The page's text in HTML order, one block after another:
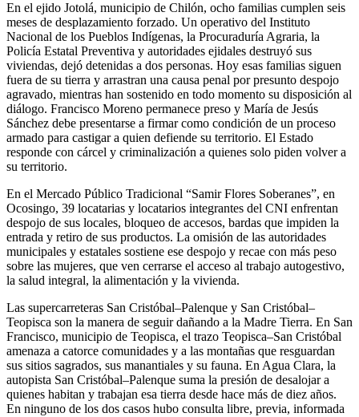
En el ejido Jotolá, municipio de Chilón, ocho familias cumplen seis
meses de desplazamiento forzado. Un operativo del Instituto
Nacional de los Pueblos Indígenas, la Procuraduría Agraria, la
Policía Estatal Preventiva y autoridades ejidales destruyó sus
viviendas, dejó detenidas a dos personas. Hoy esas familias siguen
fuera de su tierra y arrastran una causa penal por presunto despojo
agravado, mientras han sostenido en todo momento su disposición al
diálogo. Francisco Moreno permanece preso y María de Jesús
Sánchez debe presentarse a firmar como condición de un proceso
armado para castigar a quien defiende su territorio. El Estado
responde con cárcel y criminalización a quienes solo piden volver a
su territorio.
En el Mercado Público Tradicional “Samir Flores Soberanes”, en
Ocosingo, 39 locatarias y locatarios integrantes del CNI enfrentan
despojo de sus locales, bloqueo de accesos, bardas que impiden la
entrada y retiro de sus productos. La omisión de las autoridades
municipales y estatales sostiene ese despojo y recae con más peso
sobre las mujeres, que ven cerrarse el acceso al trabajo autogestivo,
la salud integral, la alimentación y la vivienda.
Las supercarreteras San Cristóbal–Palenque y San Cristóbal–
Teopisca son la manera de seguir dañando a la Madre Tierra. En San
Francisco, municipio de Teopisca, el trazo Teopisca–San Cristóbal
amenaza a catorce comunidades y a las montañas que resguardan
sus sitios sagrados, sus manantiales y su fauna. En Agua Clara, la
autopista San Cristóbal–Palenque suma la presión de desalojar a
quienes habitan y trabajan esa tierra desde hace más de diez años.
En ninguno de los dos casos hubo consulta libre, previa, informada